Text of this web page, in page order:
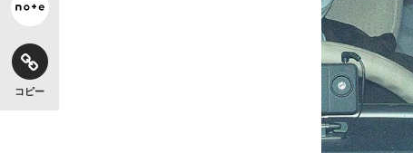
「目標達成できなかったからと言って…」
コピー